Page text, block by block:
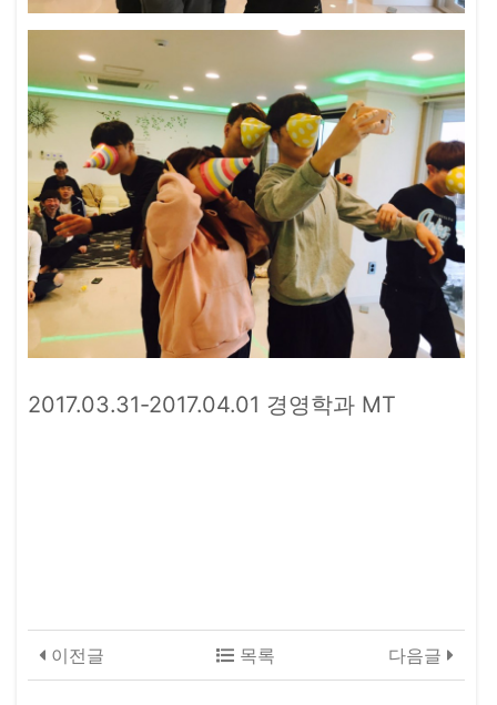
2017.03.31-2017.04.01 경영학과 MT
이전글 다음글
목록